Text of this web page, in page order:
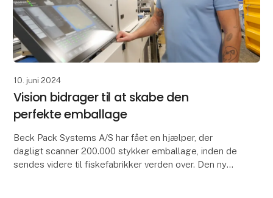
10. juni 2024
Vision bidrager til at skabe den
perfekte emballage
Beck Pack Systems A/S har fået en hjælper, der
dagligt scanner 200.000 stykker emballage, inden de
sendes videre til fiskefabrikker verden over. Den nye,